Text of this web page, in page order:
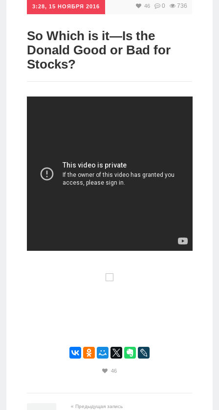
Инвестиции
Дивиденды
Волновой
в России
3:28, 15 НОЯБРЯ 2016 46 0 736
So Which is it—Is the
Donald Good or Bad for
Stocks?
46
« Предыдущая запись